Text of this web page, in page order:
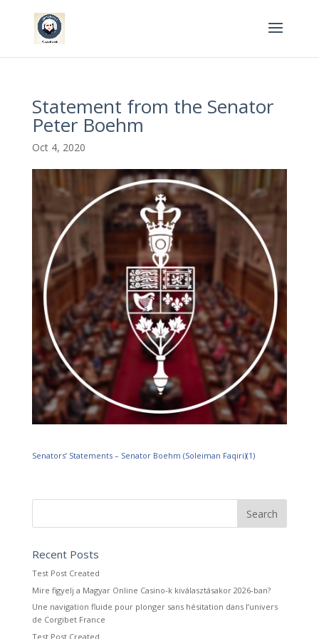
Statement from the Senator
Peter Boehm
Oct 4, 2020
Senators’ Statements – Senator Boehm (Soleiman Faqiri)(1)
Recent Posts
Test Post Created
Mire figyelj a Magyar Online Casino-k kiválasztásakor 2026-ban?
Une navigation fluide pour plonger sans hésitation dans l’univers
de Corgibet France
Test Post Created